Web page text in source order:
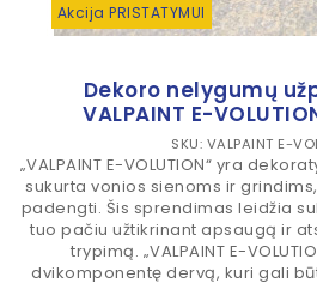
Akcija PRISTATYMUI
Dekoro nelygumų
VALPAINT E-
SKU: VALPAINT E-
„VALPAINT E-VOLUTION“ yra
sukurta vonios sienoms ir
padengti. Šis sprendimas leidžia
tuo pačiu užtikrinant apsaugą ir
trypimą. „VALPAINT E-
dvikomponentę dervą, kuri gali